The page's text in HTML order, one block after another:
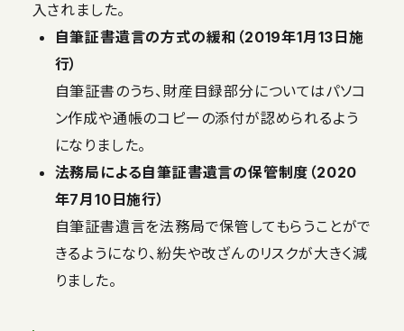
入されました。
自筆証書遺言の方式の緩和（2019年1月13日施
行）
自筆証書のうち、財産目録部分についてはパソコ
ン作成や通帳のコピーの添付が認められるよう
になりました。
法務局による自筆証書遺言の保管制度（2020
年7月10日施行）
自筆証書遺言を法務局で保管してもらうことがで
きるようになり、紛失や改ざんのリスクが大きく減
りました。